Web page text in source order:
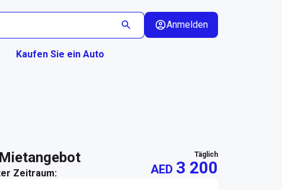
Anmelden
Kaufen Sie ein Auto
Zeitraum:
täglich
AED 3 200